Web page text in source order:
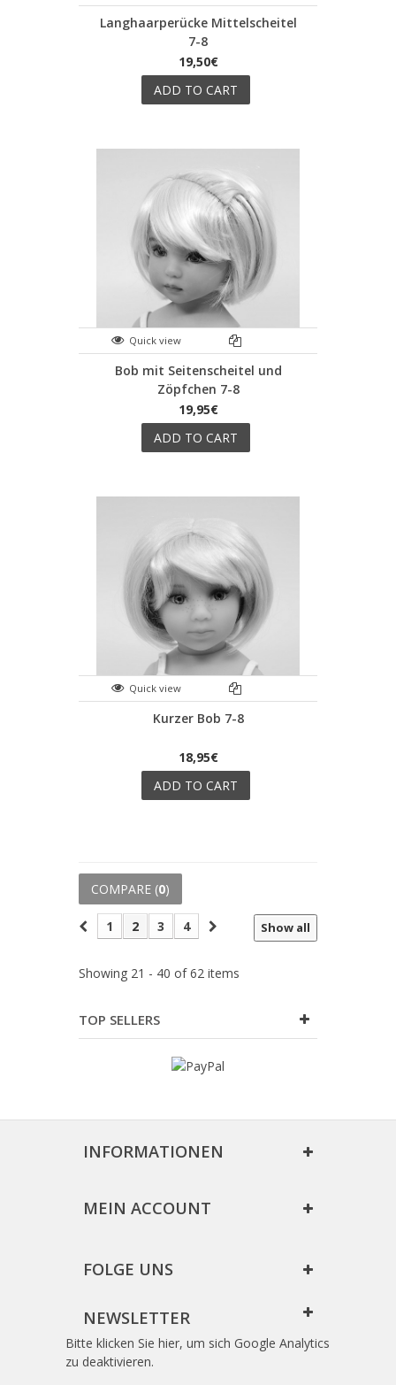
Langhaarperücke Mittelscheitel
7-8
19,50€
ADD TO CART
Quick view
Bob mit Seitenscheitel und
Zöpfchen 7-8
19,95€
ADD TO CART
Quick view
Kurzer Bob 7-8
18,95€
ADD TO CART
COMPARE (0)
Show all
1 2 3 4
Showing 21 - 40 of 62 items
TOP SELLERS
INFORMATIONEN
MEIN ACCOUNT
FOLGE UNS
NEWSLETTER
Bitte klicken Sie hier, um sich Google Analytics
zu deaktivieren.